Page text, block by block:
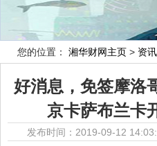
您的位置： 湘华财网主页 > 资讯
好消息，免签摩洛
京卡萨布兰卡
发布时间：2019-09-12